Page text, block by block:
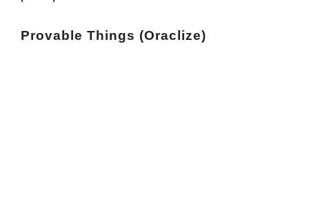
Provable Things (Oraclize)